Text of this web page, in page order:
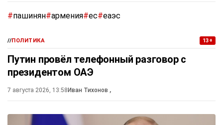
#пашинян#армения#ес#еаэс
//ПОЛИТИКА 13+
Путин провёл телефонный разговор с
президентом ОАЭ
7 августа 2026, 13:58 Иван Тихонов ,